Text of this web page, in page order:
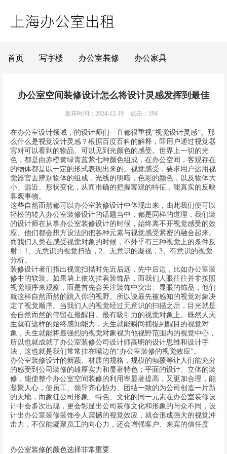
首页 写字楼 办公室装修 办公家具
办公室空间装修设计怎么将设计灵感发挥到最佳
发布时间：2024-12-19 点击：194
在办公室设计领域，的设计师们一直都很重视“视觉设计灵感”。那
么什么是视觉设计灵感？根据百度百科的解释，即用户通过视觉器
官对可以看到的物品、可以见到光颜色的感受。世界上一切的光
色，都是由赤橙黄绿青蓝紫七种颜色组成，在办公空间，客观存在
的物体都是以一定的形式表现出来的。视觉感受，要求用户运用视
觉器官去辨别物体的组成，光线的明暗，色彩的颜色，以及物体大
小、远近、形状变化，从而准确的把握客观的特征，能真实的反映
客观事物。
这些自然而然都可以办公室装修设计中体现出来，由此我们便可以
轻松的转入办公室装修设计的话题当中，都是同样的道理，我们装
的设计师在从事办公室装修设计的时候，始终离不开视觉感受的效
应。他们都会想方设法的把各种元素与视觉感受紧密的融合起来。
而我们人类在感受视觉对象的时候，不外乎有三种视觉上的条件反
射：1、无意识的视觉扫描，2、无意识的凝视，3、有意识的视觉
分析。
装修设计者们指出视觉扫描时先近后远，先中后边，比如办公室装
修中的软装。如果墙上依次挂着装饰品，而我们人眼往往并非按照
视觉顺序来观察，而是首先会关注装饰中突出、显眼的饰品，他们
就这样自然而然的跳入你的视野。所以说最先被感知的视觉对象决
定了视觉顺序。当我们人的视觉经过无意识的扫描之后，目光就是
会自然而然的停留在最醒目。最有吸引力的视觉对象上。既然人天
生就有这样的始终感知能力，天生就能瞬间捕捉到醒目的视觉对
象，天生就能将最强烈的视觉对象视为他视野范围内的视觉中心，
所以也就成就了办公室装修公司设计师高明的设计思维和设计手
法，这也就是我们常常挂在嘴边的“办公室装修的视觉效应”。
办公室装修设计的新颖、材质的规格，规模的倾覆等让人们能充分
的感受到公司装修的雄厚实力和显著特色；平面的设计、立体的装
修，能使整个办公室空间装修的利用率显著提高，又更加合理，能
凝聚人心，使员工、领导齐心协力、团结一致的为公司创造一片新
的天地，而象征公司形象、特色、文化的同一元素在办公室装修设
计中会多次出现，更会彰显出公司装修文化和形象的与众不同，设
计出办公室装修装饰令人震撼的视觉效应，就会形成强大的视觉冲
击力，不仅能凝聚员工的向心力，还会增强客户、来宾的信任度
办公室装修的颜色选择非常重要